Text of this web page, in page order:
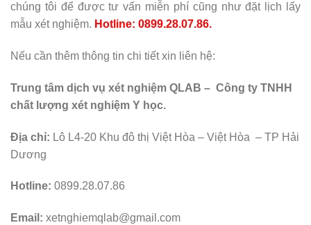
chúng tôi để được tư vấn miễn phí cũng như đặt lịch lấy
mẫu xét nghiệm. Hotline: 0899.28.07.86.
Nếu cần thêm thông tin chi tiết xin liên hệ:
Trung tâm dịch vụ xét nghiệm QLAB – Công ty TNHH
chất lượng xét nghiệm Y học.
Địa chỉ: Lô L4-20 Khu đô thị Việt Hòa – Việt Hòa – TP Hải
Dương
Hotline: 0899.28.07.86
Email: xetnghiemqlab@gmail.com